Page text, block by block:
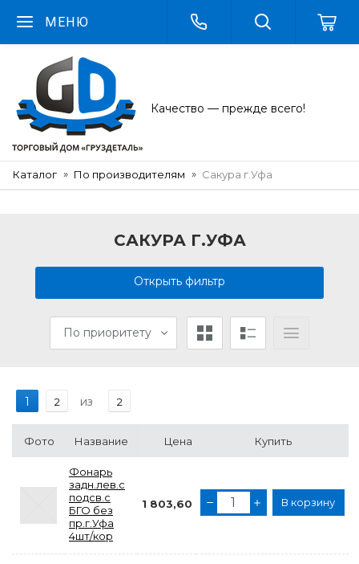
МЕНЮ
Качество — прежде всего!
Каталог По производителям Сакура г.Уфа
САКУРА Г.УФА
Открыть фильтр
По приоритету
1 2 из 2
Фото Название Цена Купить
Фонарь
задн.лев.с
подсв.с
БГО без
пр.г.Уфа
4шт/кор
1 803,60 В корзину